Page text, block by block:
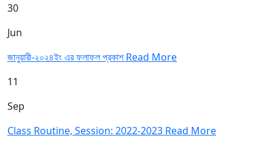
30
Jun
জানুয়ারী-২০২৪ইং এর ফলাফল প্রকাশRead More
11
Sep
Class Routine, Session: 2022-2023 Read More